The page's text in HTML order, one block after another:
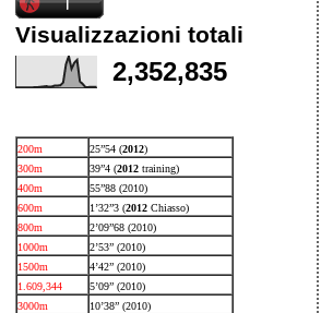
Visualizzazioni totali
2,352,835
200m 25”54 (2012)
300m
39”4 (2012 training)
400m
55”88 (2010)
600m
1’32”3 (2012 Chiasso)
800m
2’09”68 (2010)
1000m
2’53” (2010)
1500m
4’42” (2010)
1.609,344
5’09” (2010)
3000m
10’38” (2010)